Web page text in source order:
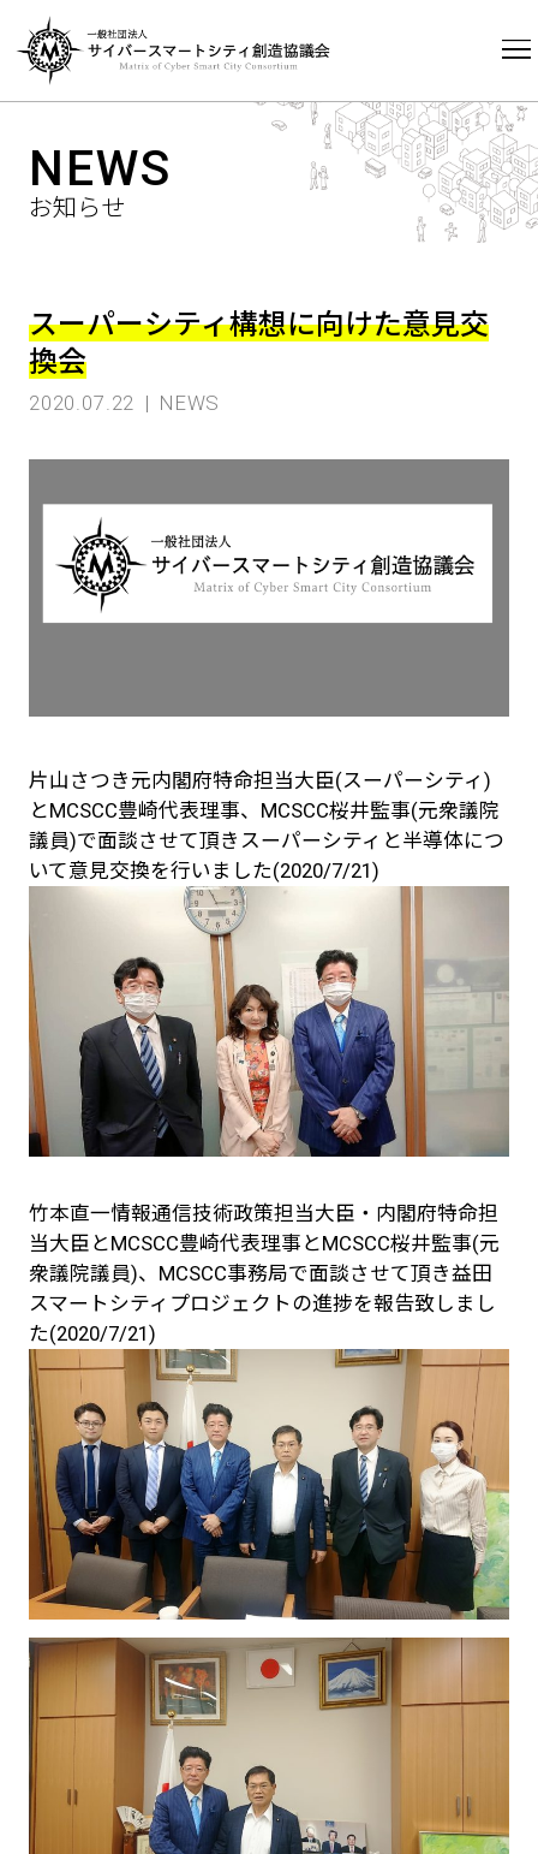
HOME NEWS
お知らせ
NEWS
スーパーシティ構想に向けた意見交
換会
2020.07.22 NEWS
片山さつき元内閣府特命担当大臣(スーパーシティ)
とMCSCC豊崎代表理事、MCSCC桜井監事(元衆議院
議員)で面談させて頂きスーパーシティと半導体につ
いて意見交換を行いました(2020/7/21)
竹本直一情報通信技術政策担当大臣・内閣府特命担
当大臣とMCSCC豊崎代表理事とMCSCC桜井監事(元
衆議院議員)、MCSCC事務局で面談させて頂き益田
スマートシティプロジェクトの進捗を報告致しまし
た(2020/7/21)